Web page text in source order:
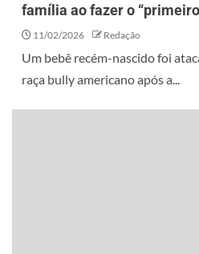
família ao fazer o
11/02/2026 Redação
Um bebê recém-nascido foi
raça bully americano após a...